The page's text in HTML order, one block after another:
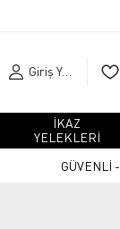
Giriş Yap
İKAZ
YELEKLERİ
GÜVENLİ -